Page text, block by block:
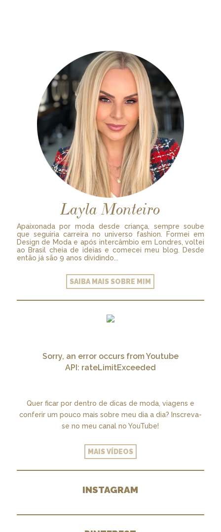
Layla Monteiro
Apaixonada por moda desde criança, sempre soube
que seguiria carreira no universo fashion. Formei em
Design de Moda e após intercâmbio em Londres, voltei
ao Brasil cheia de ideias e comecei meu blog. Desde
então já são 9 anos dividindo...
SAIBA MAIS SOBRE MIM
Sorry, an error occurs from Youtube
API: rateLimitExceeded
Quer ficar por dentro de dicas de moda, viagens e
conferir um pouco mais sobre meu dia a dia? Inscreva-
se no meu canal no YouTube!
MAIS VÍDEOS
INSTAGRAM